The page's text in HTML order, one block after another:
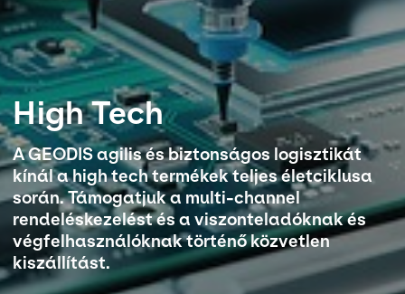
Válassza ki az országot és a nyelvet
Hungary - HU
High Tech
A GEODIS agilis és biztonságos logisztikát
kínál a high tech termékek teljes életciklusa
során. Támogatjuk a multi-channel
rendeléskezelést és a viszonteladóknak és
végfelhasználóknak történő közvetlen
kiszállítást.